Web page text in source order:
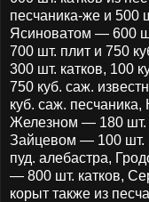
песчаника-же и
Ясиноватом — 600
700 шт. плит и 750
300 шт. катков, 100
750 куб. саж.
куб. саж.
Железном — 180 шт.
Зайцевом — 100 шт.
пуд. алебастра,
— 800 шт. катков,
корыт также из